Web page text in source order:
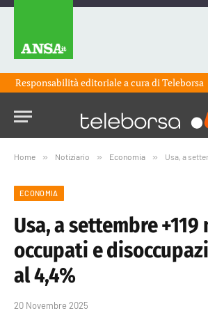
Responsabilità editoriale a cura diTeleborsa
Home » Notiziario » Economia » Usa, a settembre
ECONOMIA
Usa, a settembre +119
occupati e
al 4,4%
20 Novembre 2025